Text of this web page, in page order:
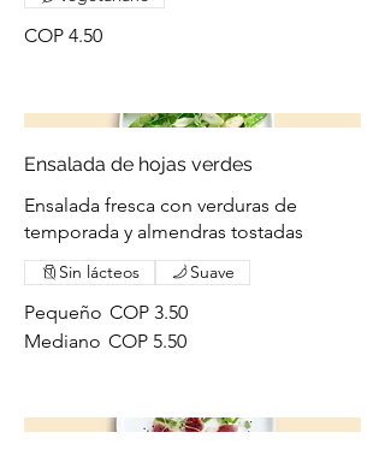
COP 4.50
Ensalada de hojas verdes
Ensalada fresca con verduras de
temporada y almendras tostadas
Pequeño COP 3.50
Mediano COP 5.50
Sin lácteos Suave